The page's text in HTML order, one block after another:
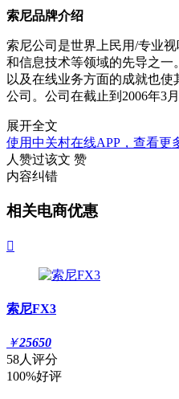
索尼品牌介绍
索尼公司是世界上民用/专业
和信息技术等领域的先导之
以及在线业务方面的成就也
公司。公司在截止到2006年3
展开全文
使用中关村在线APP，查看更
人赞过该文 赞
内容纠错
相关电商优惠

索尼FX3
￥25650
58人评分
100%好评